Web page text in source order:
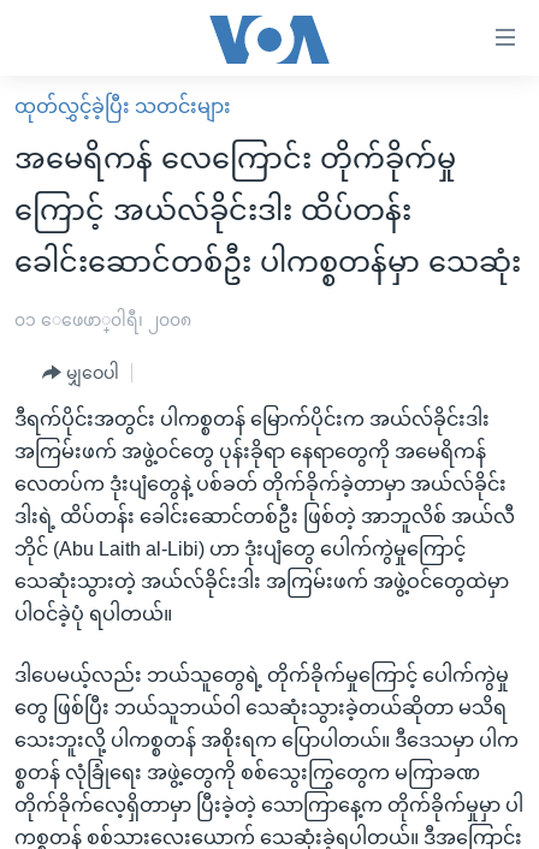
လွယ်ကူ
စေ
သည့်
Link
များ
ပင်မ
ကျော်
ကြည့်
ရန်
ပင်မ
အ
ညွန်း
စာမျက်နှာ
ကျော်
ကြည့်
ရန်
ရှာဖွေ
ရန်
နေရာ
မူလစာမျက်နှာ
မြန်မာ
ကမ္ဘာ့သတင်းများ
နိုင်ငံတကာ
အစ္စရေး-ပါလက်စတိုင်း
ဗွီဒီယို
အင်္ဂလိပ်စာလေ့လာမယ်
အမေရိကန်သုံးအီဒီယံ
မကြေးမုံရဲ့ အင်္ဂလိပ်စာ
ရုပ်ရှင်ထဲက အင်္ဂလိပ်စာ
သုတပဒေသာ အင်္ဂလိပ်စာ
အပတ်စဉ်ကဏ္ဍများ
ရေဒီယို
တီဗွီ
ရေဒီယိုနှင့်ရုပ်သံ အချက်အလက်များ
ရေဒီယို/တီဗွီအစီအစဉ်
Learning English
ဘာသာစကားများ
ထုတ်လွှင့်ခဲ့ပြီး သတင်းများ
အမေရိကန် လေကြောင်း တိုက်ခိုက်မှု
ကြောင့် အယ်လ်ခိုင်းဒါး ထိပ်တန်း
ခေါင်းဆောင်တစ်ဦး ပါကစ္စတန်မှာ သေဆုံး
၀၁ ေဖေဖာ္၀ါရီ၊ ၂၀၀၈
မျှဝေပါ
ဒီရက်ပိုင်းအတွင်း ပါကစ္စတန် မြောက်ပိုင်းက အယ်လ်ခိုင်းဒါး
အကြမ်းဖက် အဖွဲ့ဝင်တွေ ပုန်းခိုရာ နေရာတွေကို အမေရိကန်
လေတပ်က ဒုံးပျံတွေနဲ့ ပစ်ခတ် တိုက်ခိုက်ခဲ့တာမှာ အယ်လ်ခိုင်း
ဒါးရဲ့ ထိပ်တန်း ခေါင်းဆောင်တစ်ဦး ဖြစ်တဲ့ အာဘူလိစ် အယ်လီ
ဘိုင် (Abu Laith al-Libi) ဟာ ဒုံးပျံတွေ ပေါက်ကွဲမှုကြောင့်
သေဆုံးသွားတဲ့ အယ်လ်ခိုင်းဒါး အကြမ်းဖက် အဖွဲ့ဝင်တွေထဲမှာ
ပါဝင်ခဲ့ပုံ ရပါတယ်။
ဒါပေမယ့်လည်း ဘယ်သူတွေရဲ့ တိုက်ခိုက်မှုကြောင့် ပေါက်ကွဲမှု
တွေ ဖြစ်ပြီး ဘယ်သူဘယ်ဝါ သေဆုံးသွားခဲ့တယ်ဆိုတာ မသိရ
သေးဘူးလို့ ပါကစ္စတန် အစိုးရက ပြောပါတယ်။ ဒီဒေသမှာ ပါက
စ္စတန် လုံခြုံရေး အဖွဲ့တွေကို စစ်သွေးကြွတွေက မကြာခဏ
တိုက်ခိုက်လေ့ရှိတာမှာ ပြီးခဲ့တဲ့ သောကြာနေ့က တိုက်ခိုက်မှုမှာ ပါ
ကစ္စတန် စစ်သားလေးယောက် သေဆုံးခဲ့ရပါတယ်။ ဒီအကြောင်း